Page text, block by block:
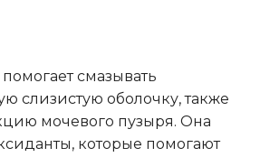
смазывать
слизистую оболочку, также
мочевого пузыря. Она
которые помогают